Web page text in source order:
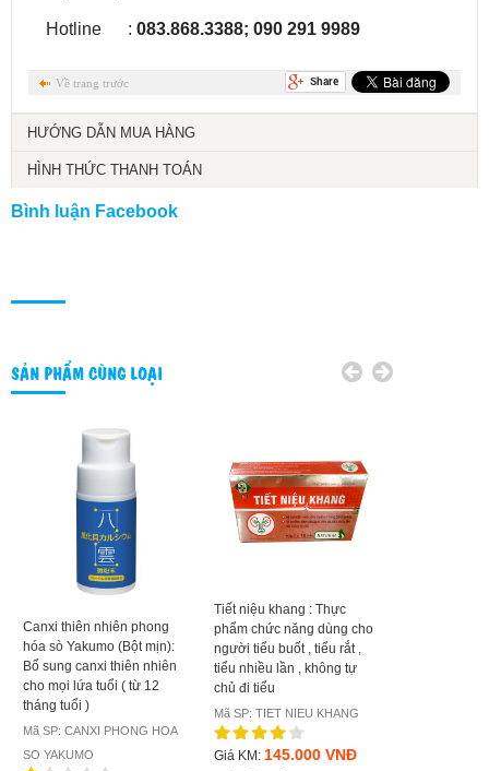
Hotline : 083.868.3388; 090 291 9989
Về trang trước
HƯỚNG DẪN MUA HÀNG
HÌNH THỨC THANH TOÁN
Bình luận Facebook
SẢN PHẨM CÙNG LOẠI
Canxi thiên nhiên phong
hóa sò Yakumo (Bột mịn):
Bổ sung canxi thiên nhiên
cho mọi lứa tuổi ( từ 12
tháng tuổi )
Mã SP: CANXI PHONG HOA
SO YAKUMO
Tiết niệu khang : Thực
phẩm chức năng dùng cho
người tiểu buốt , tiểu rắt ,
tiểu nhiều lần , không tự
chủ đi tiểu
Mã SP: TIET NIEU KHANG
Giá KM: 145.000 VNĐ